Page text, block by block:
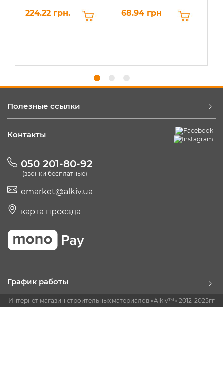
224.22 грн. 68.94 грн
Полезные ссылки
Контакты
050 201-80-92
(звонки бесплатные)
emarket@alkiv.ua
карта проезда
График работы
Интернет магазин строительных материалов «Alkiv™» 2012-2025гг